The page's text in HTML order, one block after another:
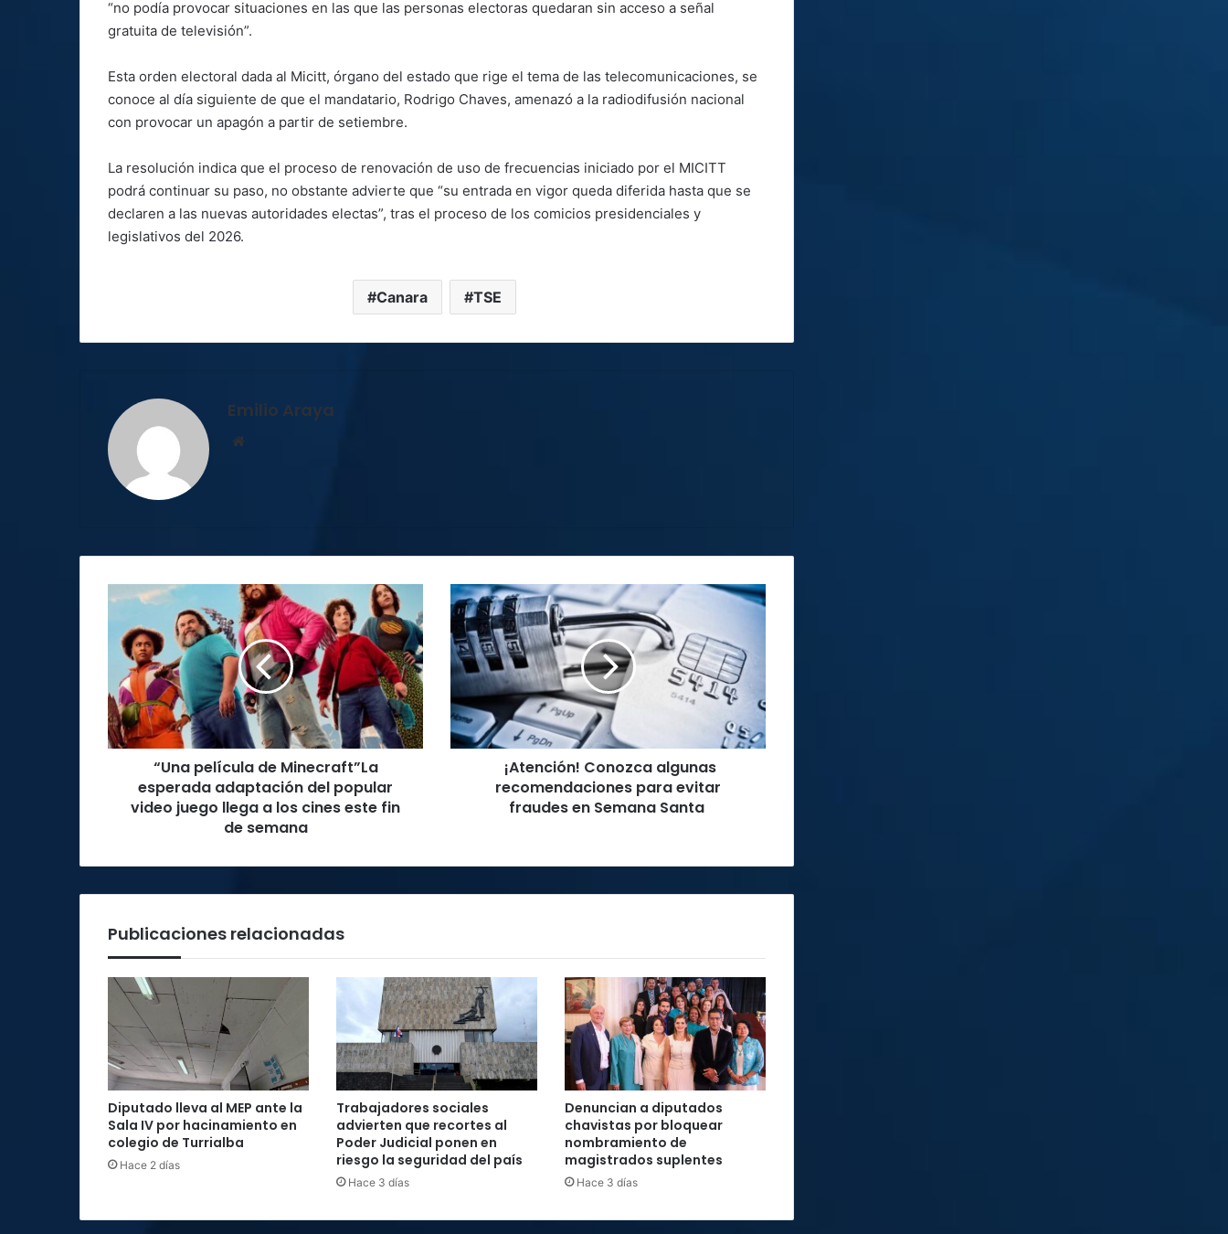
“no podía provocar situaciones en las que las personas electoras quedaran sin acceso a señal
gratuita de televisión”.
Esta orden electoral dada al Micitt, órgano del estado que rige el tema de las telecomunicaciones, se
conoce al día siguiente de que el mandatario, Rodrigo Chaves, amenazó a la radiodifusión nacional
con provocar un apagón a partir de setiembre.
La resolución indica que el proceso de renovación de uso de frecuencias iniciado por el MICITT
podrá continuar su paso, no obstante advierte que “su entrada en vigor queda diferida hasta que se
declaren a las nuevas autoridades electas”, tras el proceso de los comicios presidenciales y
legislativos del 2026.
Canara TSE
Emilio Araya
Minecraft”La
esperada
adaptación
del
popular
video
de
“Una película de Minecraft”La
esperada adaptación del popular
video juego llega a los cines este fin
de semana
¡Atención!
Conozca
algunas
recomendaciones
para
fraudes
en
Semana
¡Atención! Conozca algunas
recomendaciones para evitar
fraudes en Semana Santa
Publicaciones relacionadas
Diputado lleva al MEP ante la
Sala IV por hacinamiento en
colegio de Turrialba
Hace 2 días
Trabajadores sociales
advierten que recortes al
Poder Judicial ponen en
riesgo la seguridad del país
Hace 3 días
Denuncian a diputados
chavistas por bloquear
nombramiento de
magistrados suplentes
Hace 3 días